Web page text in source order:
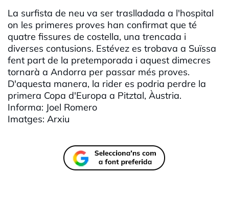
La surfista de neu va ser traslladada a l'hospital
on les primeres proves han confirmat que té
quatre fissures de costella, una trencada i
diverses contusions. Estévez es trobava a Suïssa
fent part de la pretemporada i aquest dimecres
tornarà a Andorra per passar més proves.
D'aquesta manera, la rider es podria perdre la
primera Copa d'Europa a Pitztal, Àustria.
Informa: Joel Romero
Imatges: Arxiu